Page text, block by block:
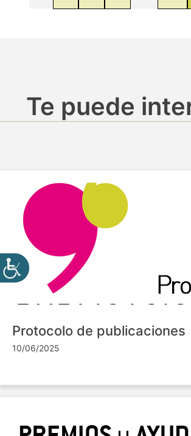
Te puede
Protocolo de publicaciones
10/06/2025